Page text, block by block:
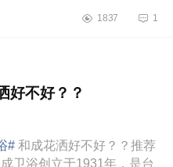
一遍，亮度如同镜面，但是
1837 1
好不好？？
# 和成花洒好不好？？推荐
卫浴创立于1931年，是台